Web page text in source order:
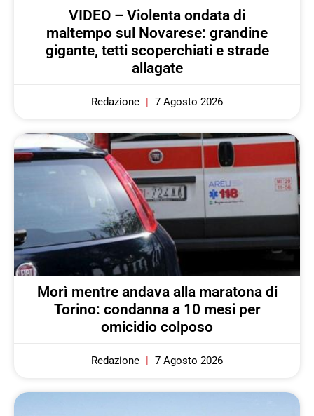
VIDEO – Violenta ondata di
maltempo sul Novarese: grandine
gigante, tetti scoperchiati e strade
allagate
Redazione 7 Agosto 2026
Morì mentre andava alla maratona di
Torino: condanna a 10 mesi per
omicidio colposo
Redazione 7 Agosto 2026